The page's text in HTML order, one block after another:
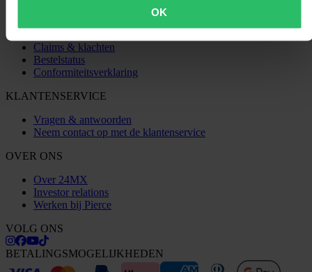
OK
Claims & klachten
Bestelstatus
Conformiteitsverklaring
KLANTENSERVICE
Vragen & antwoorden
Neem contact op met de klantenservice
OVER ONS
Over 24MX
Investor relations
Werken bij Pierce
VOLG ONS
BETALINGSMOGELIJKHEDEN